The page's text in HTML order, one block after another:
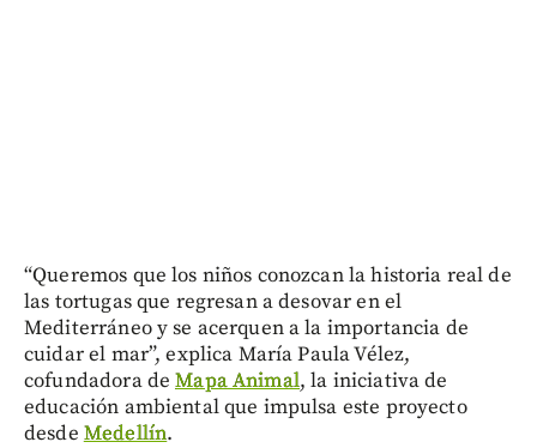
“Queremos que los niños conozcan la historia real de
las tortugas que regresan a desovar en el
Mediterráneo y se acerquen a la importancia de
cuidar el mar”, explica María Paula Vélez,
cofundadora deMapa Animal, la iniciativa de
educación ambiental que impulsa este proyecto
desde Medellín.